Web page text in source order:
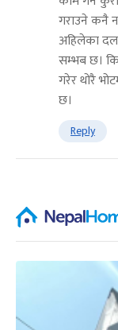
गराउने कनै
अहिलेका
सम्भब छ।
गरेर थोरै
छ।
Reply